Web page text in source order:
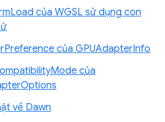
của WGSL sử dụng con
của GPUAdapterInfo
của
về Dawn